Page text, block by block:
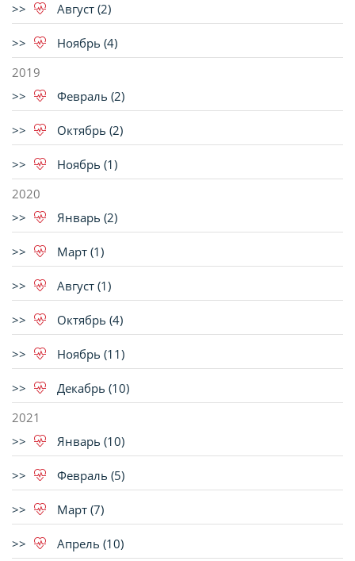
Август (2)
Ноябрь (4)
2019
Февраль (2)
Октябрь (2)
Ноябрь (1)
2020
Январь (2)
Март (1)
Август (1)
Октябрь (4)
Ноябрь (11)
Декабрь (10)
2021
Январь (10)
Февраль (5)
Март (7)
Апрель (10)